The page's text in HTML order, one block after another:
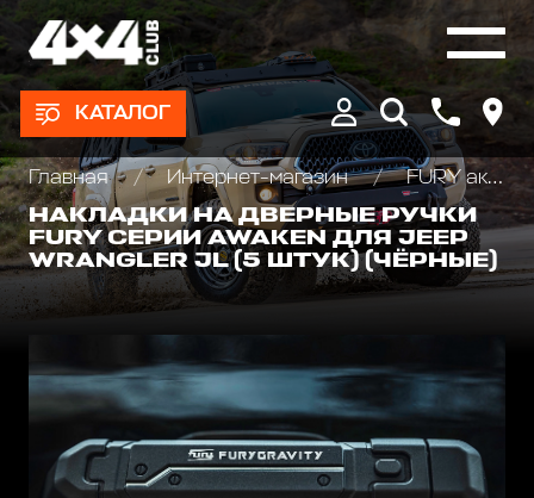
КАТАЛОГ
Главная Интернет-магазин
FURY аксессуары Jeep Wrangler JL\JT\JK
НАКЛАДКИ НА ДВЕРНЫЕ РУЧКИ
FURY СЕРИИ AWAKEN ДЛЯ JEEP
WRANGLER JL (5 ШТУК) (ЧЁРНЫЕ)